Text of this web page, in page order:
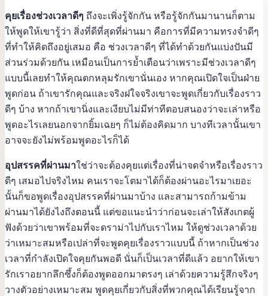
คุยเรื่องช่วงเวลาดีๆ ถึงจะเพิ่งรู้จักกัน หรือรู้จักกันมานานก็ตาม
ให้พูดให้เขารู้ว่า สิ่งที่ดีที่สุดที่ผ่านมา คือการที่มีความทรงจำดีๆ
ที่ทำให้คิดถึงอยู่เสมอ คือ ช่วงเวลาดีๆ ที่ได้ทำด้วยกันแบ่งปันมี
ส่วนร่วมด้วยกัน เหมือนเป็นการย้ำเตือนว่าเพราะมีช่วงเวลาดีๆ
แบบนี้เลยทำให้คุณตกหลุมรักเขานั่นเอง หากคุณเปิดใจเป็นฝ่าย
พูดก่อน ถ้าเขารักคุณและจริงฝใจจริงเขาจะพูดเกี่ยวกับเรื่องราว
ดีๆ บ้าง หากถ้าเขานิ่งและเงียบไม่มีท่าทีตอบสนองว่าจะเล่าหรือ
พูดอะไรเลยนอกจากยิ้มเฉยๆ ก็ไม่ต้องคิดมาก บางทีเวลานั้นเขา
อาจจะยังไม่พร้อมพูดอะไรก็ได้
อุปสรรคที่ผ่านมาใช่ว่าจะต้องคุยแต่เรื่องที่น่าจดจำหรือเรื่องราว
ดีๆ เสมอไปจริงไหม คนเราจะโตมาได้ก็ต้องผ่านอะไรมาเยอะ
นั้นก็ขอพูดเรื่องอุปสรรคที่ผ่านมาบ้าง และสามารถก้ามข้าม
ผ่านมาได้ยังไงถึงตอนนี้ แต่ขอแนะนำว่าก่อนจะเล่าให้สังเกตผู้
ฟังด้วยว่าเขาพร้อมที่จะดราม่าไปกับเราไหม ให้ดูช่วงเวลาด้วย
ว่าเหมาะสมหรือเปล่าที่จะพูดคุยเรื่องราวแบบนี้ ถ้าหากเป็นช่วง
เวลาที่กำลังเปิดใจคุยกันพอดี นั่นก็เป็นเวลาที่ดีแล้ว อยากให้เขา
รักเราอยากลึกซึ้งก็ต้องพูดออกมาตรงๆ เล่าด้วยความรู้สึกจริงๆ
วางตัวอย่างเหมาะสม พูดคุยเกี่ยวกับสิ่งที่พวกคุณได้เรียนรู้จาก